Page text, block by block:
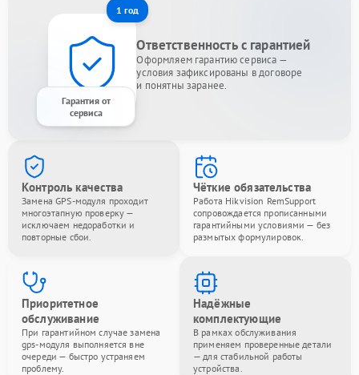
1 год
Гарантия от
сервиса
Ответственность с гарантией
Оформляем гарантию сервиса —
условия зафиксированы в договоре
и понятны заранее.
Контроль качества
Замена GPS-модуля проходит
многоэтапную проверку —
исключаем недоработки и
повторные сбои.
Чёткие обязательства
Работа Hikvision RemSupport
сопровождается прописанными
гарантийными условиями — без
размытых формулировок.
Приоритетное
обслуживание
При гарантийном случае замена
gps-модуля выполняется вне
очереди — быстро устраняем
проблему.
Надёжные
комплектующие
В рамках обслуживания
применяем проверенные детали
— для стабильной работы
устройства.